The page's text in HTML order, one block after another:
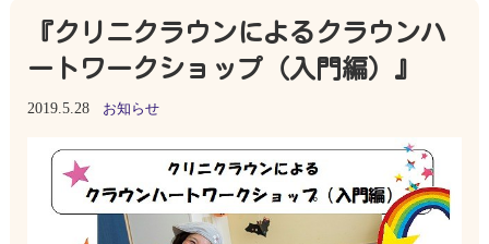
『クリニクラウンによるクラウンハ
ートワークショップ（入門編）』
2019.5.28 お知らせ